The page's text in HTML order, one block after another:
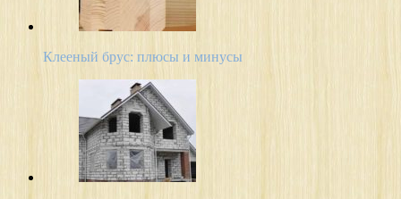
Клееный брус: плюсы и минусы